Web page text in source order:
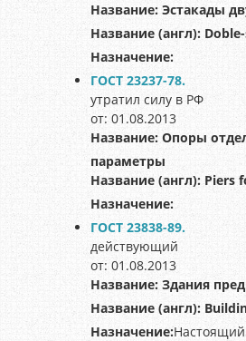
Название: Эстакады
Название (англ):
Назначение:
ГОСТ 23237-78.
утратил силу в РФ
от: 01.08.2013
Название: Опоры
параметры
Название (англ): Piers
Назначение:
ГОСТ 23838-89.
действующий
от: 01.08.2013
Название: Здания
Название (англ):
Назначение: